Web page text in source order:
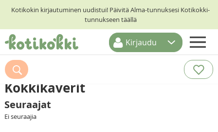
Kotikokin kirjautuminen uudistui! Päivitä Alma-tunnuksesi Kotikokki-
tunnukseen täällä
ETUSIVU
RESEPTIHAKU
RUOKATEEMAT
KESKUSTELUT
Kirjaudu
Kokkikaverit
Seuraajat
Ei seuraajia